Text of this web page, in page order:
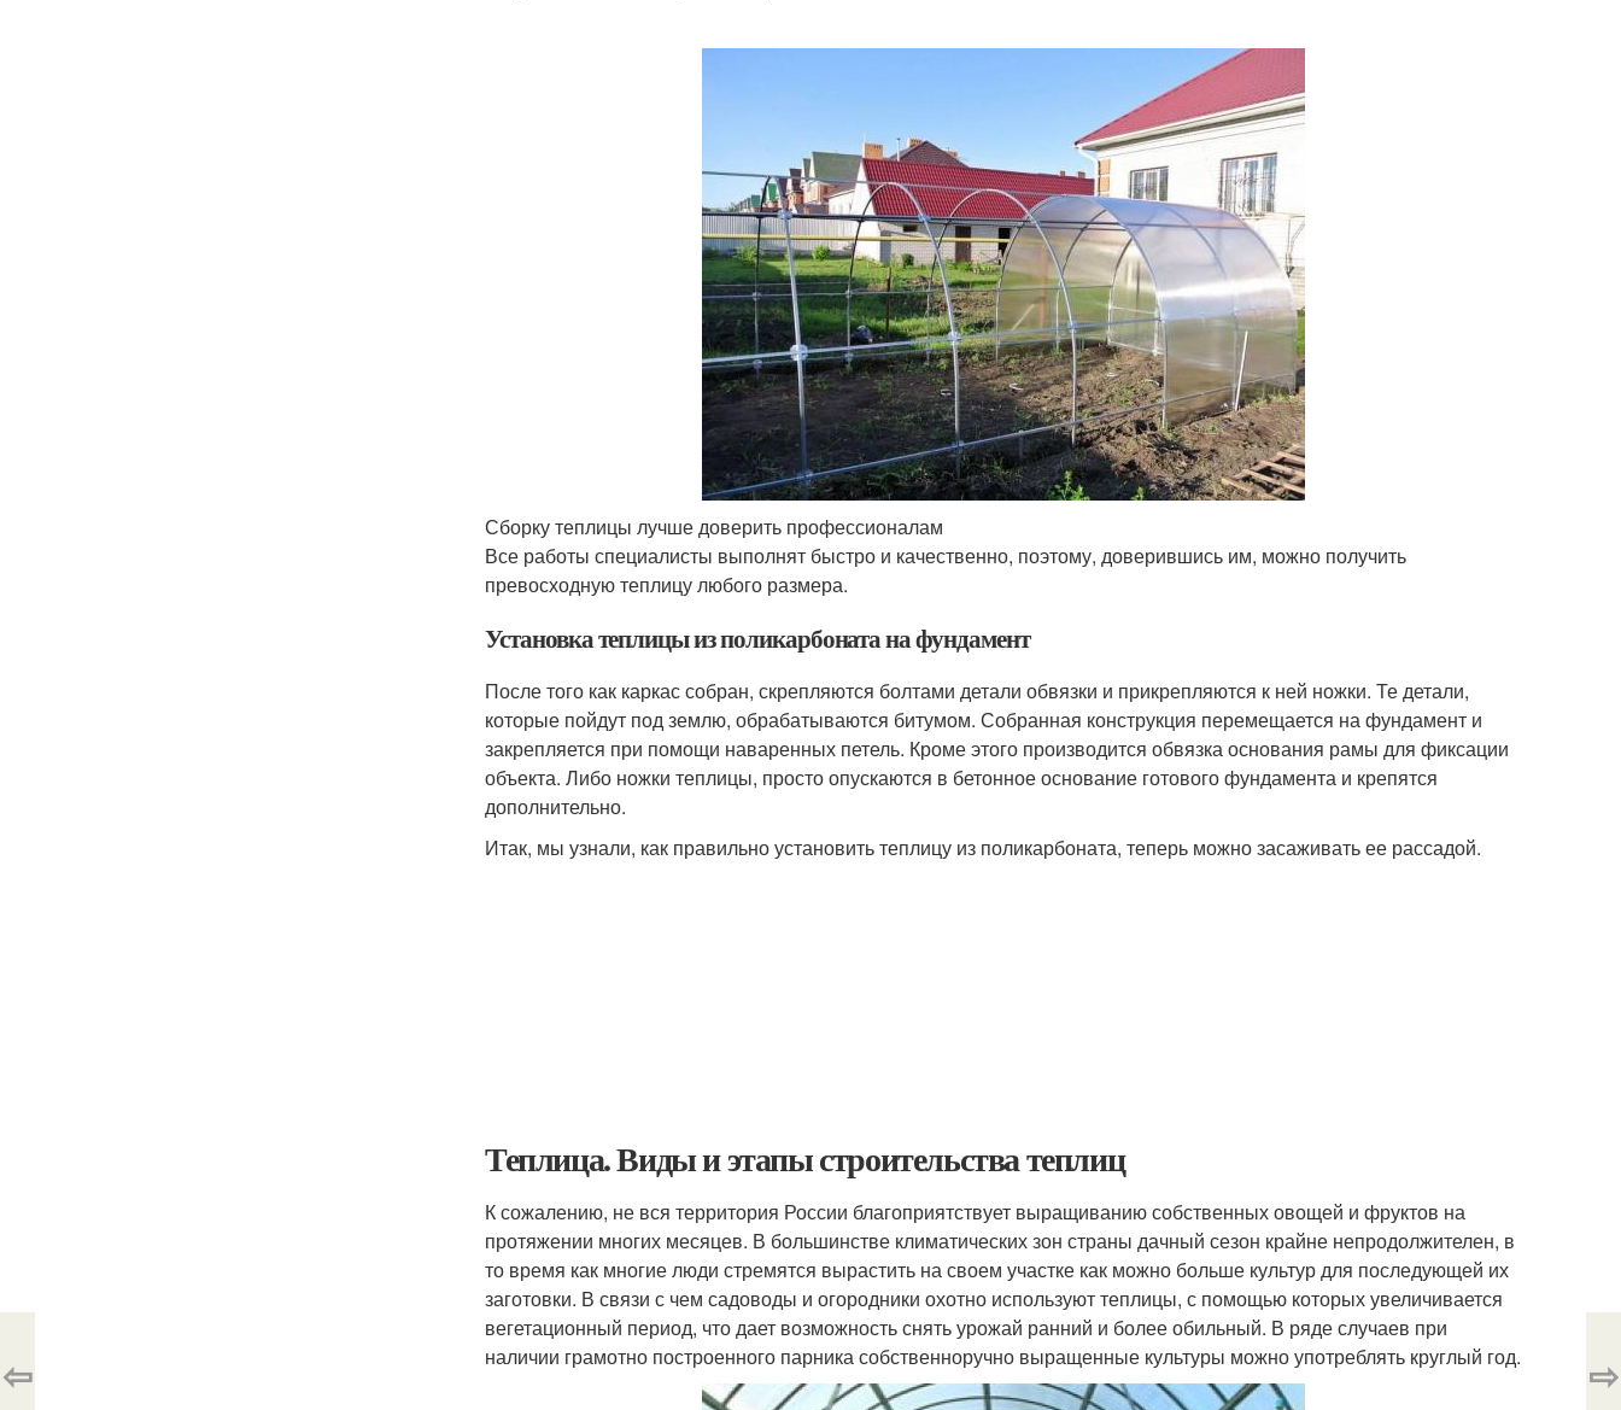
Сборку теплицы лучше доверить профессионалам
Все работы специалисты выполнят быстро и качественно, поэтому, доверившись им, можно получить
превосходную теплицу любого размера.
Установка теплицы из поликарбоната на фундамент
После того как каркас собран, скрепляются болтами детали обвязки и прикрепляются к ней ножки. Те детали,
которые пойдут под землю, обрабатываются битумом. Собранная конструкция перемещается на фундамент и
закрепляется при помощи наваренных петель. Кроме этого производится обвязка основания рамы для фиксации
объекта. Либо ножки теплицы, просто опускаются в бетонное основание готового фундамента и крепятся
дополнительно.
Итак, мы узнали, как правильно установить теплицу из поликарбоната, теперь можно засаживать ее рассадой.
Теплица. Виды и этапы строительства теплиц
К сожалению, не вся территория России благоприятствует выращиванию собственных овощей и фруктов на
протяжении многих месяцев. В большинстве климатических зон страны дачный сезон крайне непродолжителен, в
то время как многие люди стремятся вырастить на своем участке как можно больше культур для последующей их
заготовки. В связи с чем садоводы и огородники охотно используют теплицы, с помощью которых увеличивается
вегетационный период, что дает возможность снять урожай ранний и более обильный. В ряде случаев при
наличии грамотно построенного парника собственноручно выращенные культуры можно употреблять круглый год.
⇦ ⇨